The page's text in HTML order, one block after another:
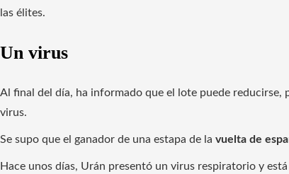
las élites.
Un virus
Al final del día, ha informado que el lote puede reducirse,
virus.
Se supo que el ganador de una estapa de la vuelta de
Hace unos días, Urán presentó un virus respiratorio y